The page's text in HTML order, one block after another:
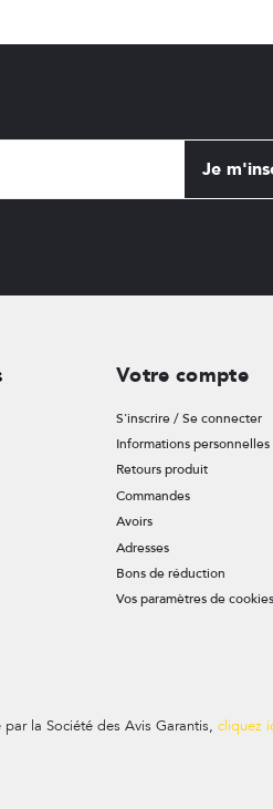
Je
Votre compte
S'inscrire / Se connecter
Informations personnelles
Retours produit
Commandes
Avoirs
Adresses
Bons de réduction
Vos paramètres de cookies
la Société des Avis Garantis, cliquez